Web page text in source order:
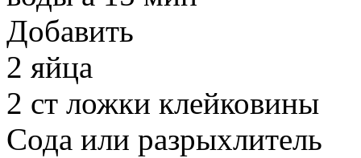
Добавить
2 яйца
2 ст ложки клейковины
Сода или разрыхлитель